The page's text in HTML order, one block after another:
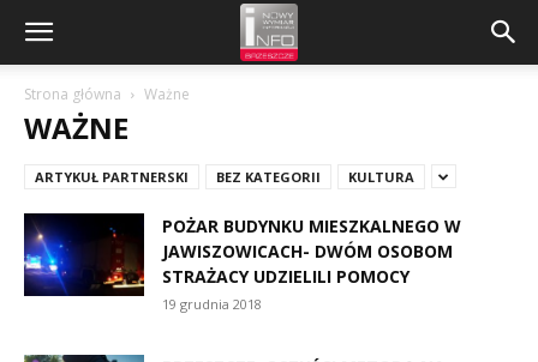
Strona główna Ważne
WAŻNE
ARTYKUŁ PARTNERSKI BEZ KATEGORII KULTURA
POŻAR BUDYNKU MIESZKALNEGO W
JAWISZOWICACH- DWÓM OSOBOM
STRAŻACY UDZIELILI POMOCY
19 grudnia 2018